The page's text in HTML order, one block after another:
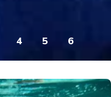
4 5 6